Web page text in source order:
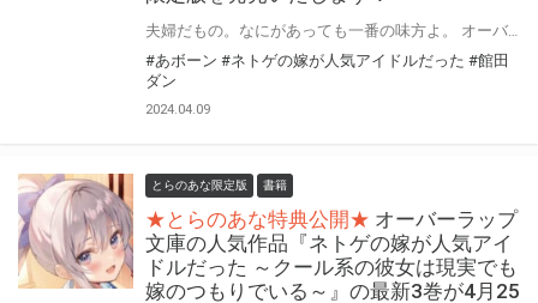
#あボーン #ネトゲの嫁が人気アイドルだった #館田
ダン
2024.04.09
とらのあな限定版 書籍
★とらのあな特典公開★ オーバーラップ
文庫の人気作品『ネトゲの嫁が人気アイ
ドルだった ～クール系の彼女は現実でも
嫁のつもりでいる～』の最新3巻が4月25